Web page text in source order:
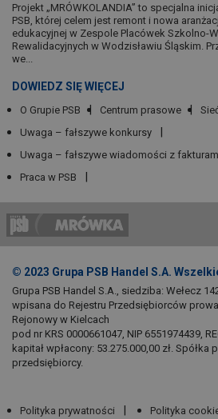
Projekt „MRÓWKOLANDIA” to specjalna
PSB, której celem jest remont i nowa
edukacyjnej w Zespole Placówek Szkolno-
Rewalidacyjnych w Wodzisławiu Śląskim.
we...
DOWIEDZ SIĘ WIĘCEJ
O Grupie PSB Centrum prasowe
Uwaga – fałszywe konkursy
Uwaga – fałszywe wiadomości z
Praca w PSB
© 2023 Grupa PSB Handel S.A.
Grupa PSB Handel S.A., siedziba: Wełecz
wpisana do Rejestru Przedsiębiorców
Rejonowy w Kielcach
pod nr KRS 0000661047, NIP 6551974439,
kapitał wpłacony: 53.275.000,00 zł.
przedsiębiorcy.
Polityka prywatności Polityka